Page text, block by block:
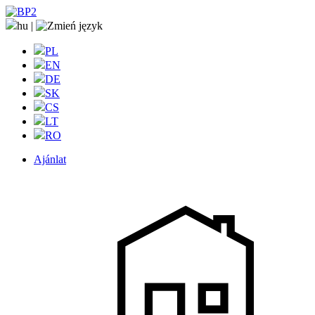
hu |
PL
EN
DE
SK
CS
LT
RO
Ajánlat